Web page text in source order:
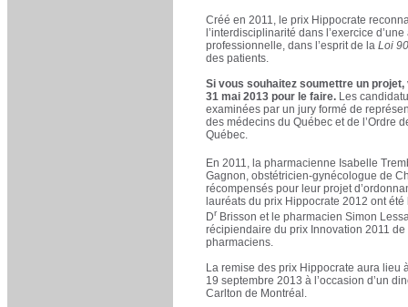
Créé en 2011, le prix Hippocrate
l’interdisciplinarité dans l’exercice
professionnelle, dans l’esprit de la Loi 90
des patients.
Si vous souhaitez soumettre un projet,
31 mai 2013 pour le faire. Les
examinées par un jury formé de
des médecins du Québec et de l’Ordre
Québec.
En 2011, la pharmacienne Isabelle
Gagnon, obstétricien-gynécologue de
récompensés pour leur projet
lauréats du prix Hippocrate 2012 ont
Dr Brisson et le pharmacien Simon
récipiendaire du prix Innovation 2011 de
pharmaciens.
La remise des prix Hippocrate aura lieu
19 septembre 2013 à l’occasion d’un
Carlton de Montréal.